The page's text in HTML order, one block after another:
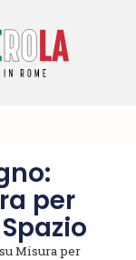
per
Misura per